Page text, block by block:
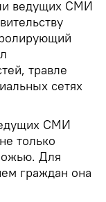
ведущих СМИ
травле
сетях
СМИ
только
Для
граждан она